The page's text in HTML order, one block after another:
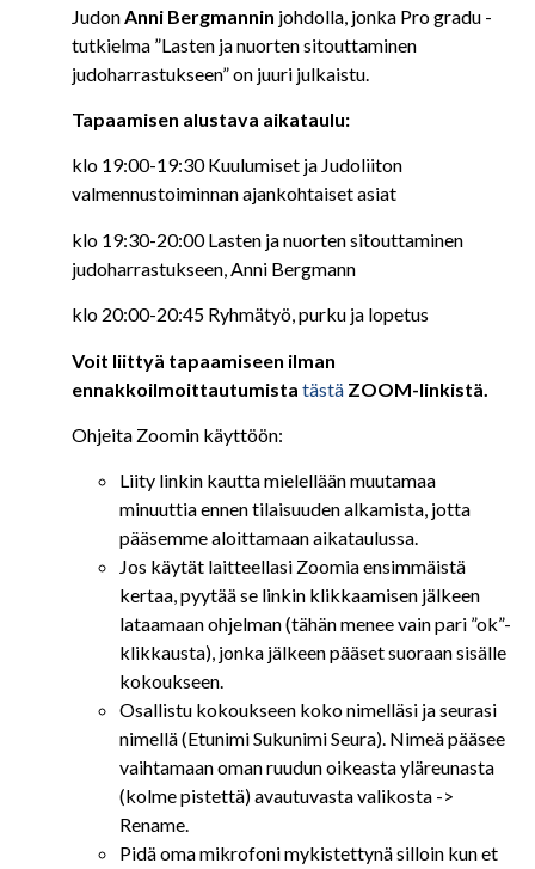
Judon Anni Bergmannin johdolla, jonka Pro gradu -
tutkielma ”Lasten ja nuorten sitouttaminen
judoharrastukseen” on juuri julkaistu.
Tapaamisen alustava aikataulu:
klo 19:00-19:30 Kuulumiset ja Judoliiton
valmennustoiminnan ajankohtaiset asiat
klo 19:30-20:00 Lasten ja nuorten sitouttaminen
judoharrastukseen, Anni Bergmann
klo 20:00-20:45 Ryhmätyö, purku ja lopetus
Voit liittyä tapaamiseen ilman
ennakkoilmoittautumista tästä ZOOM-linkistä.
Ohjeita Zoomin käyttöön:
Liity linkin kautta mielellään muutamaa
minuuttia ennen tilaisuuden alkamista, jotta
pääsemme aloittamaan aikataulussa.
Jos käytät laitteellasi Zoomia ensimmäistä
kertaa, pyytää se linkin klikkaamisen jälkeen
lataamaan ohjelman (tähän menee vain pari ”ok”-
klikkausta), jonka jälkeen pääset suoraan sisälle
kokoukseen.
Osallistu kokoukseen koko nimelläsi ja seurasi
nimellä (Etunimi Sukunimi Seura). Nimeä pääsee
vaihtamaan oman ruudun oikeasta yläreunasta
(kolme pistettä) avautuvasta valikosta ->
Rename.
Pidä oma mikrofoni mykistettynä silloin kun et